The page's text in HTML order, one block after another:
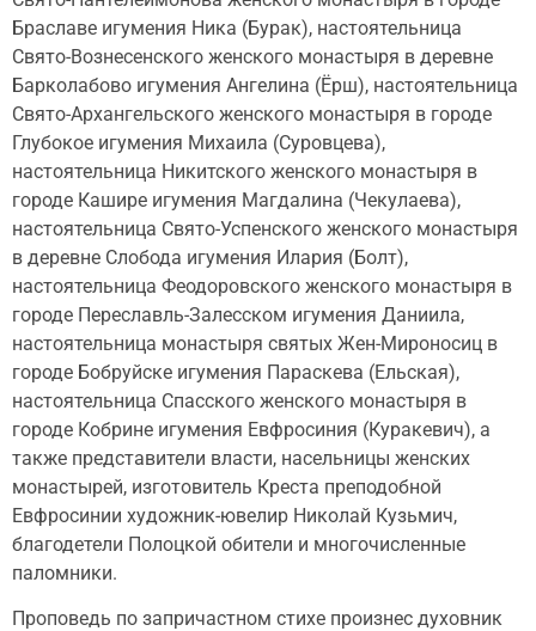
Браславе игумения Ника (Бурак), настоятельница
Свято-Вознесенского женского монастыря в деревне
Барколабово игумения Ангелина (Ёрш), настоятельница
Свято-Архангельского женского монастыря в городе
Глубокое игумения Михаила (Суровцева),
настоятельница Никитского женского монастыря в
городе Кашире игумения Магдалина (Чекулаева),
настоятельница Свято-Успенского женского монастыря
в деревне Слобода игумения Илария (Болт),
настоятельница Феодоровского женского монастыря в
городе Переславль-Залесском игумения Даниила,
настоятельница монастыря святых Жен-Мироносиц в
городе Бобруйске игумения Параскева (Ельская),
настоятельница Спасского женского монастыря в
городе Кобрине игумения Евфросиния (Куракевич), а
также представители власти, насельницы женских
монастырей, изготовитель Креста преподобной
Евфросинии художник-ювелир Николай Кузьмич,
благодетели Полоцкой обители и многочисленные
паломники.
Проповедь по запричастном стихе произнес духовник